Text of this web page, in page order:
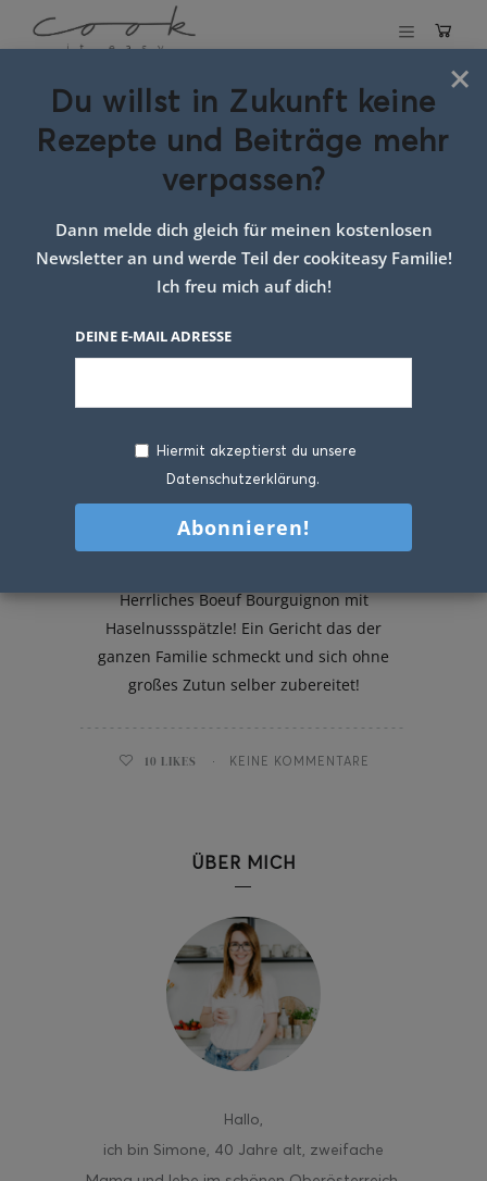
Schlagwort:
rinderschmortopf
Boeuf Bourguignon mit
Haselnussspätzle
Herrliches Boeuf Bourguignon mit
Haselnussspätzle! Ein Gericht das der
ganzen Familie schmeckt und sich ohne
großes Zutun selber zubereitet!
10 LIKES KEINE KOMMENTARE
ÜBER MICH
Hallo,
ich bin Simone, 40 Jahre alt, zweifache
×
Du willst in Zukunft keine
Rezepte und Beiträge mehr
verpassen?
Dann melde dich gleich für meinen kostenlosen
Newsletter an und werde Teil der cookiteasy Familie!
Ich freu mich auf dich!
DEINE E-MAIL ADRESSE
Hiermit akzeptierst du unsere
Datenschutzerklärung.